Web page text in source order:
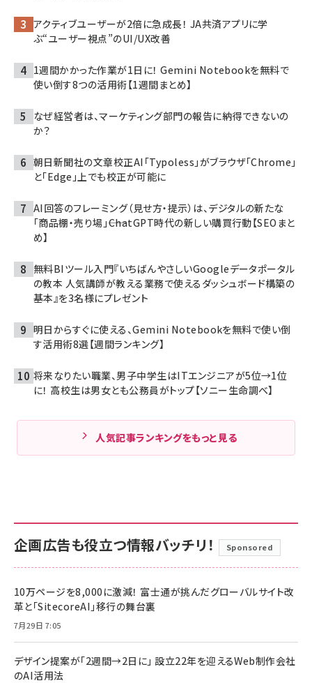
アクティブユーザーが2倍に急成長！ JA共済アプリに学
ぶ“ユーザー視点”のUI/UX改善
1週間かかった作業が1日に！ Gemini Notebookを無料で
使い倒す8つの活用術【1週間まとめ】
なぜ経営者は、マーケティング部門の報告に納得できないの
か？
朝日新聞社の文章校正AI「Typoless」がブラウザ「Chrome」
と「Edge」上でも校正が可能に
AI回答のフレーミング（見せ方・提示）は、デジタルの新たな
「商品棚・売り場」――ChatGPT時代の新しい購買行動【SEOまと
め】
無料BIツール入門『いちばんやさしいGoogleデータポータル
の教本 人気講師が教える業務で使えるダッシュボード構築の
基本』を3名様にプレゼント
明日からすぐに使える、Gemini Notebookを無料で使い倒
す活用術8選【週間ランキング】
将来なりたい職業、男子中学生はITエンジニアが5位→1位
に！ 高校生は男女とも公務員がトップ【ソニー生命調べ】
人気記事ランキングをもっと見る
企画広告も役立つ情報バッチリ！ Sponsored
10万ページを8,000に激減！ 富士通が挑んだグローバルサイト改
革と「SitecoreAI」移行の舞台裏
7月29日 7:05
デザイン提案が「2週間→2日に」 設立22年を迎えるWeb制作会社
のAI活用法